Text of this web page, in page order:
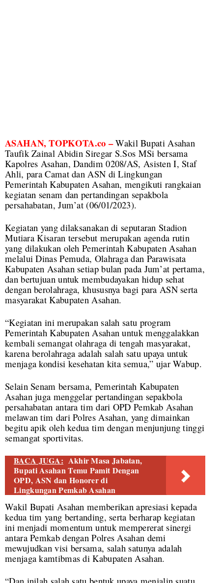
ASAHAN, TOPKOTA.co – Wakil Bupati Asahan
Taufik Zainal Abidin Siregar S.Sos MSi bersama
Kapolres Asahan, Dandim 0208/AS, Asisten I, Staf
Ahli, para Camat dan ASN di Lingkungan
Pemerintah Kabupaten Asahan, mengikuti rangkaian
kegiatan senam dan pertandingan sepakbola
persahabatan, Jum’at (06/01/2023).
Kegiatan yang dilaksanakan di seputaran Stadion
Mutiara Kisaran tersebut merupakan agenda rutin
yang dilakukan oleh Pemerintah Kabupaten Asahan
melalui Dinas Pemuda, Olahraga dan Parawisata
Kabupaten Asahan setiap bulan pada Jum’at pertama,
dan bertujuan untuk membudayakan hidup sehat
dengan berolahraga, khususnya bagi para ASN serta
masyarakat Kabupaten Asahan.
“Kegiatan ini merupakan salah satu program
Pemerintah Kabupaten Asahan untuk menggalakkan
kembali semangat olahraga di tengah masyarakat,
karena berolahraga adalah salah satu upaya untuk
menjaga kondisi kesehatan kita semua,” ujar Wabup.
Selain Senam bersama, Pemerintah Kabupaten
Asahan juga menggelar pertandingan sepakbola
persahabatan antara tim dari OPD Pemkab Asahan
melawan tim dari Polres Asahan, yang dimainkan
begitu apik oleh kedua tim dengan menjunjung tinggi
semangat sportivitas.
BACA JUGA: Akhir Masa Jabatan,
Bupati Asahan Temu Pamit Dengan
OPD, ASN dan Honorer di
Lingkungan Pemkab Asahan
Wakil Bupati Asahan memberikan apresiasi kepada
kedua tim yang bertanding, serta berharap kegiatan
ini menjadi momentum untuk mempererat sinergi
antara Pemkab dengan Polres Asahan demi
mewujudkan visi bersama, salah satunya adalah
menjaga kamtibmas di Kabupaten Asahan.